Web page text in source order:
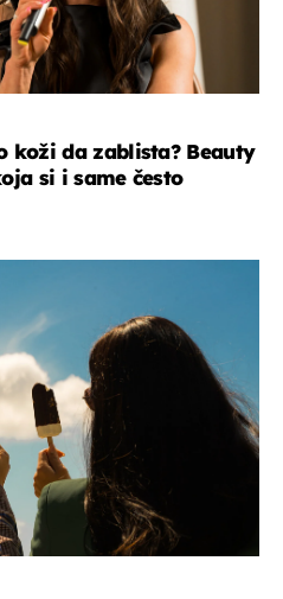
koži da zablista? Beauty
si i same često